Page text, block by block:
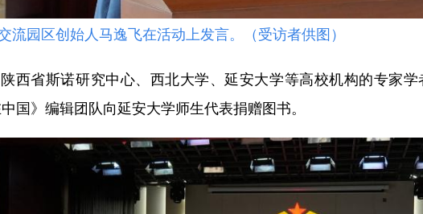
流园区创始人马逸飞在活动上发言。（受访者供图）
省斯诺研究中心、西北大学、延安大学等高校机构的专家学
国》编辑团队向延安大学师生代表捐赠图书。